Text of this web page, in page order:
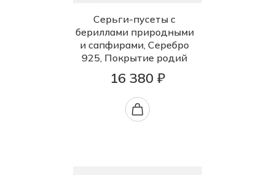
Серьги-пусеты с
бериллами природными
и сапфирами, Серебро
925, Покрытие родий
16 380 ₽